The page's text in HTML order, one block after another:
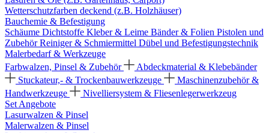
Wetterschutzfarben deckend (z.B. Holzhäuser)
Bauchemie & Befestigung
Schäume Dichtstoffe Kleber & Leime Bänder & Folien Pistolen und
ZubehörReiniger & Schmiermittel Dübel und Befestigungstechnik
Malerbedarf & Werkzeuge
Farbwalzen, Pinsel & Zubehör
Abdeckmaterial & Klebebänder
Stuckateur,- & Trockenbauwerkzeuge
Maschinenzubehör &
Handwerkzeuge
Nivelliersystem & Fliesenlegerwerkzeug
Set Angebote
Lasurwalzen & Pinsel
Malerwalzen & Pinsel